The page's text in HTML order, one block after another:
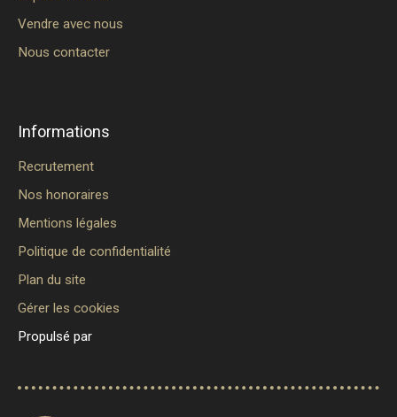
Vendre avec nous
Nous contacter
Informations
Recrutement
Nos honoraires
Mentions légales
Politique de confidentialité
Plan du site
Gérer les cookies
Propulsé par